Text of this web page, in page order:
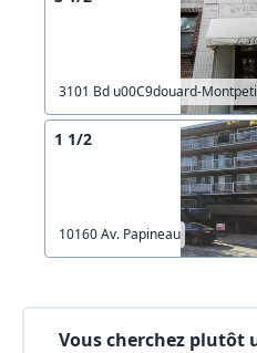
3101 Bd u00C9douard-
1 1/2
10160 Av. Papineau
Vous cherchez plutôt